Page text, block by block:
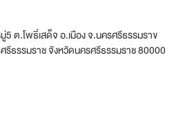
ต.โพธิ์เสด็จ อ.เมือง จ.นครศรีธรรมราข
รีธรรมราช จังหวัดนครศรีธรรมราช 80000